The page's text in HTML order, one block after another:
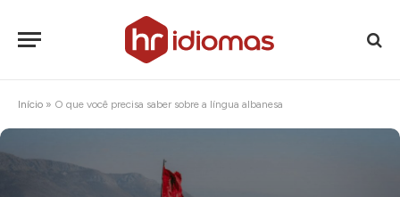
Início » O que você precisa saber sobre a língua albanesa